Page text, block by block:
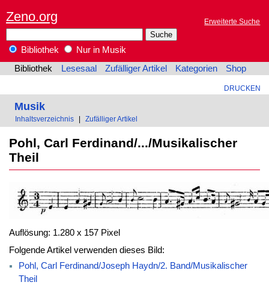
Zeno.org Erweiterte Suche
Bibliothek
Nur in Musik
Bibliothek
Lesesaal Zufälliger Artikel Kategorien Shop
DRUCKEN
Musik
Inhaltsverzeichnis Zufälliger Artikel
Pohl, Carl Ferdinand/.../Musikalischer
Theil
Auflösung: 1.280 x 157 Pixel
Folgende Artikel verwenden dieses Bild:
Pohl, Carl Ferdinand/Joseph Haydn/2. Band/Musikalischer
Theil